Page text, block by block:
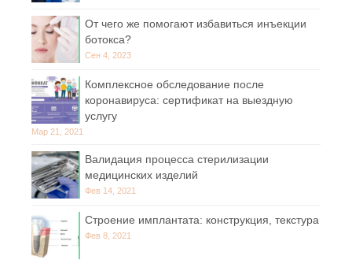
От чего же помогают избавиться инъекции
ботокса?
Сен 4, 2023
Комплексное обследование после
коронавируса: сертификат на выездную
услугу
Мар 21, 2021
Валидация процесса стерилизации
медицинских изделий
Фев 14, 2021
Строение имплантата: конструкция, текстура
Фев 8, 2021